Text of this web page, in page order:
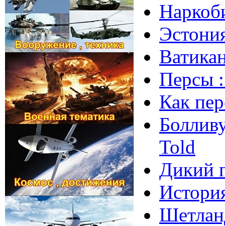
Персы
Как
Told
Дикий